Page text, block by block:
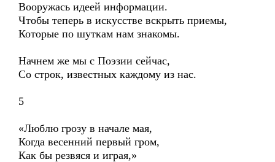
Вооружась идеей информации.
Чтобы теперь в искусстве вскрыть приемы,
Которые по шуткам нам знакомы.
Начнем же мы с Поэзии сейчас,
Со строк, известных каждому из нас.
5
«Люблю грозу в начале мая,
Когда весенний первый гром,
Как бы резвяся и играя,»